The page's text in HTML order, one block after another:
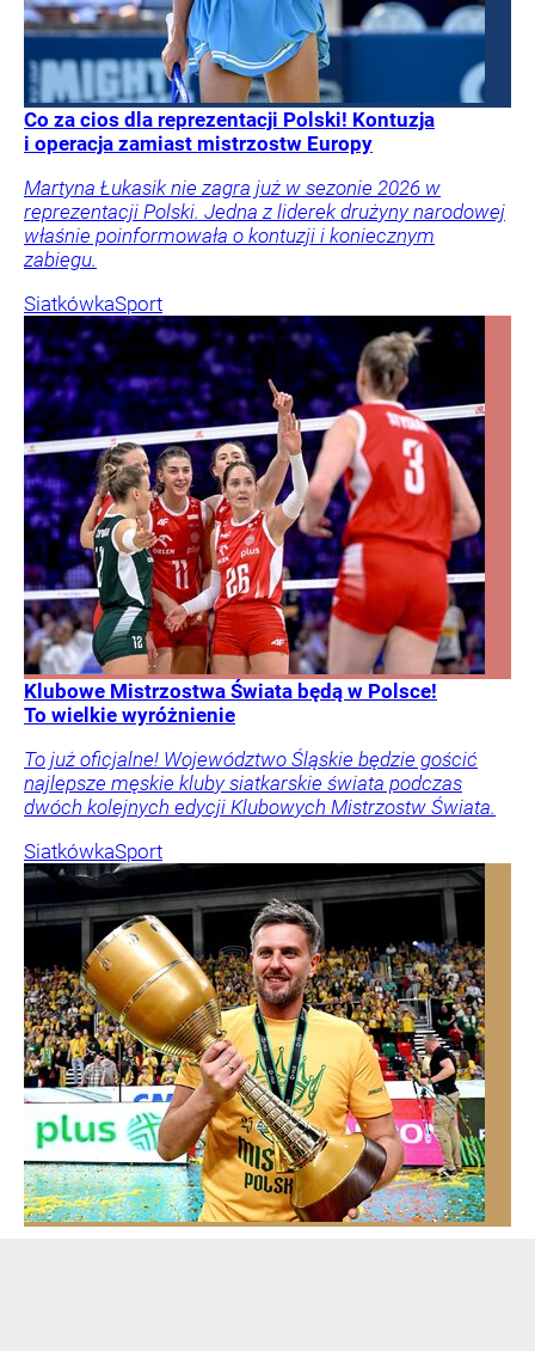
Co za cios dla reprezentacji Polski! Kontuzja
i operacja zamiast mistrzostw Europy
Martyna Łukasik nie zagra już w sezonie 2026 w
reprezentacji Polski. Jedna z liderek drużyny narodowej
właśnie poinformowała o kontuzji i koniecznym
zabiegu.
SiatkówkaSport
Klubowe Mistrzostwa Świata będą w Polsce!
To wielkie wyróżnienie
To już oficjalne! Województwo Śląskie będzie gościć
najlepsze męskie kluby siatkarskie świata podczas
dwóch kolejnych edycji Klubowych Mistrzostw Świata.
SiatkówkaSport